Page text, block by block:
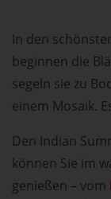
In den
beginnen die
segeln sie zu
einem Mosaik.
Den Indian
können Sie im
genießen – vom